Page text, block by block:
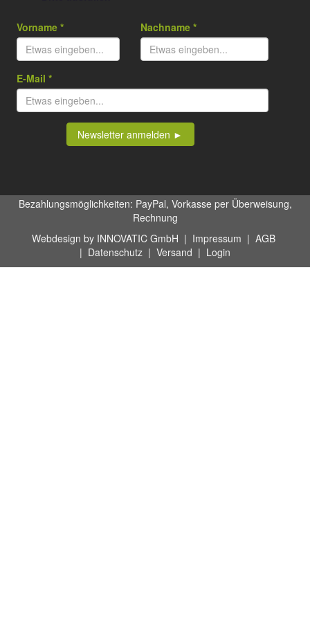
Bezahlungsmöglichkeiten: PayPal, Vorkasse per Überweisung,
Rechnung
Webdesign by INNOVATIC GmbH | Impressum | AGB
| Datenschutz | Versand | Login